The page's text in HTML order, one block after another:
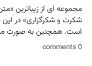
مجموعه ای از زیباترین
شکرت و شکرگزاری» در
است. همچنین به صورت
0 comments